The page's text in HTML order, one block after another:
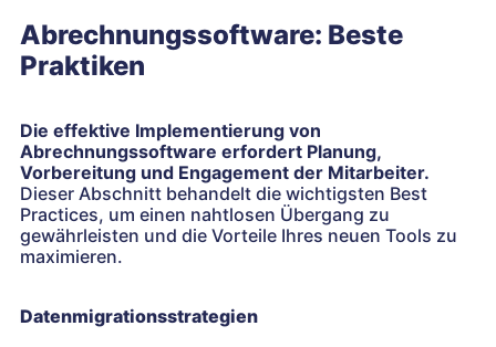
Abrechnungssoftware: Beste
Praktiken
Die effektive Implementierung von
Abrechnungssoftware erfordert Planung,
Vorbereitung und Engagement der Mitarbeiter.
Dieser Abschnitt behandelt die wichtigsten Best
Practices, um einen nahtlosen Übergang zu
gewährleisten und die Vorteile Ihres neuen Tools zu
maximieren.
Datenmigrationsstrategien